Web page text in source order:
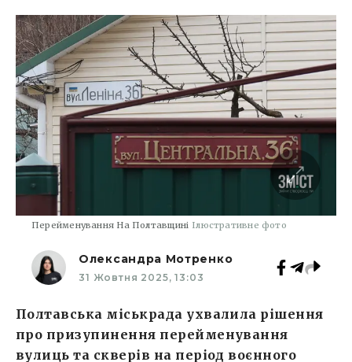
Перейменування На Полтавщині Ілюстративне фото
Олександра Мотренко
31 Жовтня 2025, 13:03
Полтавська міськрада ухвалила рішення
про призупинення перейменування
вулиць та скверів на період воєнного